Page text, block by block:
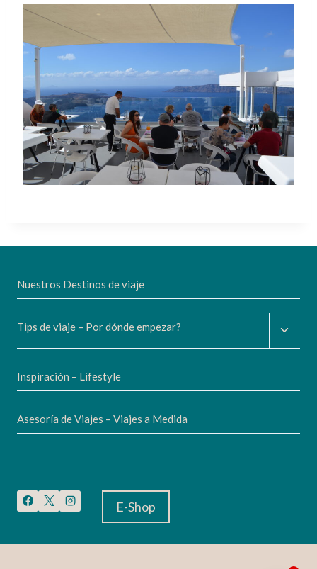
Nuestros Destinos de viaje
Tips de viaje – Por dónde empezar?
Inspiración – Lifestyle
Asesoría de Viajes – Viajes a Medida
E-Shop